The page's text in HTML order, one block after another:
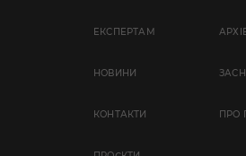
EКСПЕРТАМ
НОВИНИ
КОНТАКТИ ПРО